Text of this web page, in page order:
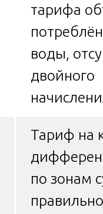
тарифа
воды,
двойного
Тариф на
по зонам